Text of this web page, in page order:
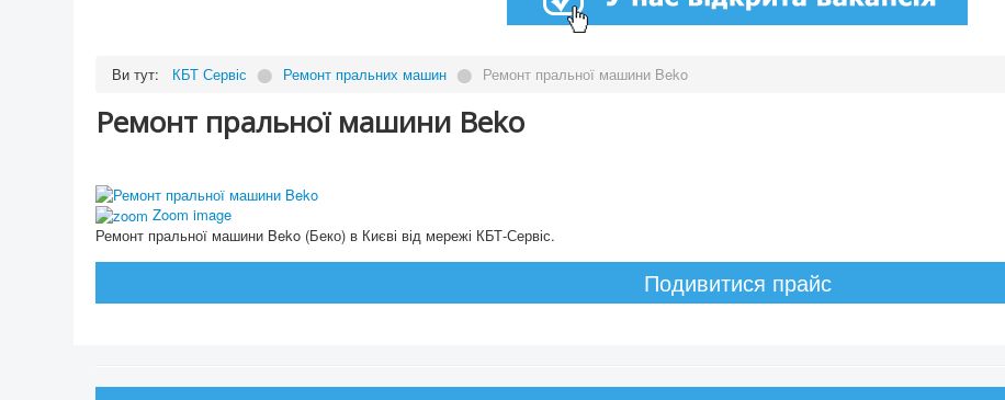
Ви тут: КБТ Сервіс ⬤ Ремонт пральних машин ⬤ Ремонт пральної машини Beko
Ремонт пральної машини Beko
Zoom image
Ремонт пральної машини Beko (Беко) в Києві від мережі КБТ-Сервіс.
Подивитися прайс